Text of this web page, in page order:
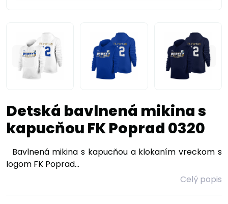
Detská bavlnená mikina s
kapucňou FK Poprad 0320
Bavlnená mikina s kapucňou a klokaním vreckom s
logom FK Poprad...
Celý popis